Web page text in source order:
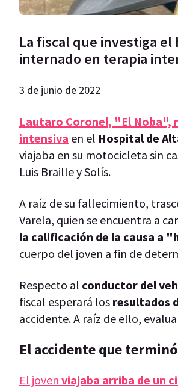
La fiscal que investiga
internado en terapia
3 de junio de 2022
Lautaro Coronel, "El Noba",
intensiva en el Hospital de
viajaba en su motocicleta sin
Luis Braille y Solís.
A raíz de su fallecimiento,
Varela, quien se encuentra a
la calificación de la causa a
cuerpo del joven a fin de
Respecto al conductor del
fiscal esperará los resultados
accidente. A raíz de ello,
El accidente que
El joven viajaba arriba de un